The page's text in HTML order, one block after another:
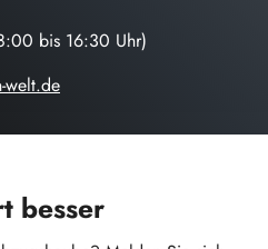
bis 16:30 Uhr)
welt.de
besser